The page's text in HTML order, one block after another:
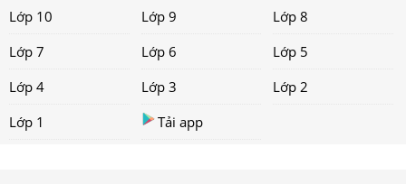
Lớp 10
Lớp 9
Lớp 8
Lớp 7
Lớp 6
Lớp 5
Lớp 4
Lớp 3
Lớp 2
Lớp 1
Tải app